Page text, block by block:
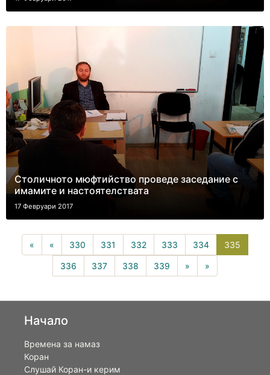
Столичното мюфтийство проведе заседание с
имамите и настоятелствата
17 Февруари 2017
« « 330 331 332 333 334 335
336 337 338 339 » »
Начало
Времена за намаз
Коран
Слушай Коран-и керим